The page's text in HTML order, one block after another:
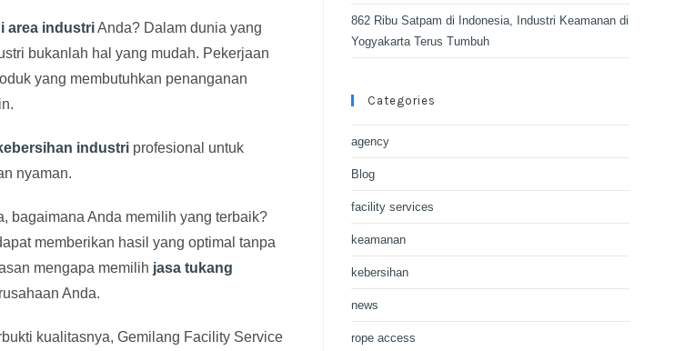
area industriAnda? Dalam dunia yang
bukanlah hal yang mudah. Pekerjaan
yang membutuhkan penanganan
industri profesional untuk
nyaman.
bagaimana Anda memilih yang terbaik?
memberikan hasil yang optimal tanpa
mengapa memilih jasa tukang
Anda.
kualitasnya, Gemilang Facility Service
862 Ribu Satpam di Indonesia, Industri Keamanan di
Yogyakarta Terus Tumbuh
Categories
agency
Blog
facility services
keamanan
kebersihan
news
rope access